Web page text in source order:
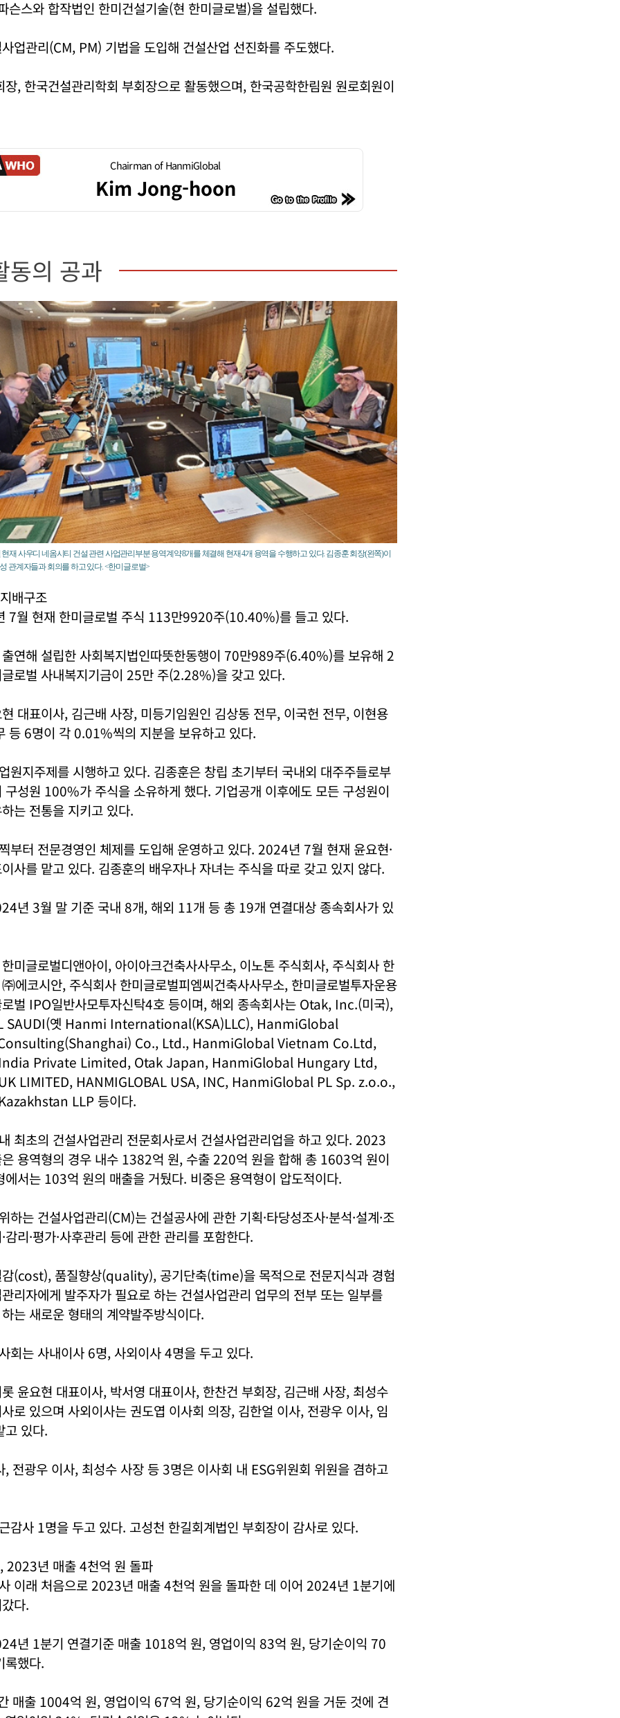
슨스와 합작법인 한미건설기술(현 한미글로벌)을 설립했다.
업관리(CM, PM) 기법을 도입해 건설산업 선진화를 주도했다.
, 한국건설관리학회 부회장으로 활동했으며, 한국공학한림원 원로회원이
Chairman of HanmiGlobal
Kim Jong-hoon
동의 공과
재 사우디 네옴시티 건설 관련 사업관리부분 용역계약 8개를 체결해 현재 4개 용역을 수행하고 있다. 김종훈 회장(왼쪽)이
관계자들과 회의를 하고 있다. <한미글로벌>
배구조
7월 현재 한미글로벌 주식 113만9920주(10.40%)를 들고 있다.
연해 설립한 사회복지법인따뜻한동행이 70만989주(6.40%)를 보유해 2
로벌 사내복지기금이 25만 주(2.28%)을 갖고 있다.
대표이사, 김근배 사장, 미등기임원인 김상동 전무, 이국헌 전무, 이현용
등 6명이 각 0.01%씩의 지분을 보유하고 있다.
원지주제를 시행하고 있다. 김종훈은 창립 초기부터 국내외 대주주들로부
구성원 100%가 주식을 소유하게 했다. 기업공개 이후에도 모든 구성원이
는 전통을 지키고 있다.
부터 전문경영인 체제를 도입해 운영하고 있다. 2024년 7월 현재 윤요현·
사를 맡고 있다. 김종훈의 배우자나 자녀는 주식을 따로 갖고 있지 않다.
년 3월 말 기준 국내 8개, 해외 11개 등 총 19개 연결대상 종속회사가 있
미글로벌디앤아이, 아이아크건축사사무소, 이노톤 주식회사, 주식회사 한
에코시안, 주식회사 한미글로벌피엠씨건축사사무소, 한미글로벌투자운용
벌 IPO일반사모투자신탁4호 등이며, 해외 종속회사는 Otak, Inc.(미국),
SAUDI(옛 Hanmi International(KSA)LLC), HanmiGlobal
Co., Ltd., HanmiGlobal Vietnam Co.Ltd,
Private Limited, Otak Japan, HanmiGlobal Hungary Ltd,
LIMITED, HANMIGLOBAL USA, INC, HanmiGlobal PL Sp. z.o.o.,
LLP 등이다.
최초의 건설사업관리 전문회사로서 건설사업관리업을 하고 있다. 2023
용역형의 경우 내수 1382억 원, 수출 220억 원을 합해 총 1603억 원이
에서는 103억 원의 매출을 거뒀다. 비중은 용역형이 압도적이다.
하는 건설사업관리(CM)는 건설공사에 관한 기획·타당성조사·분석·설계·조
감리·평가·사후관리 등에 관한 관리를 포함한다.
감(cost), 품질향상(quality), 공기단축(time)을 목적으로 전문지식과 경험
리자에게 발주자가 필요로 하는 건설사업관리 업무의 전부 또는 일부를
는 새로운 형태의 계약발주방식이다.
회는 사내이사 6명, 사외이사 4명을 두고 있다.
윤요현 대표이사, 박서영 대표이사, 한찬건 부회장, 김근배 사장, 최성수
로 있으며 사외이사는 권도엽 이사회 의장, 김한얼 이사, 전광우 이사, 임
고 있다.
, 전광우 이사, 최성수 사장 등 3명은 이사회 내 ESG위원회 위원을 겸하고
감사 1명을 두고 있다. 고성천 한길회계법인 부회장이 감사로 있다.
년 매출 4천억 원 돌파
이래 처음으로 2023년 매출 4천억 원을 돌파한 데 이어 2024년 1분기에
다.
년 1분기 연결기준 매출 1018억 원, 영업이익 83억 원, 당기순이익 70
록했다.
매출 1004억 원, 영업이익 67억 원, 당기순이익 62억 원을 거둔 것에 견